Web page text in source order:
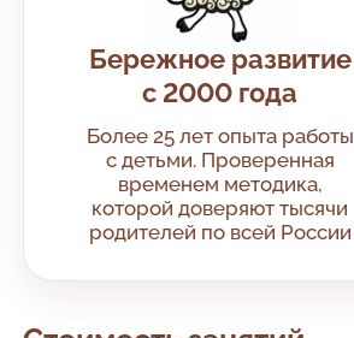
Бережное развитие
с 2000 года
Более 25 лет опыта работы
с детьми. Проверенная
временем методика,
которой доверяют тысячи
родителей по всей России